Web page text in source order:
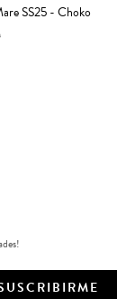
SS25 - Choko